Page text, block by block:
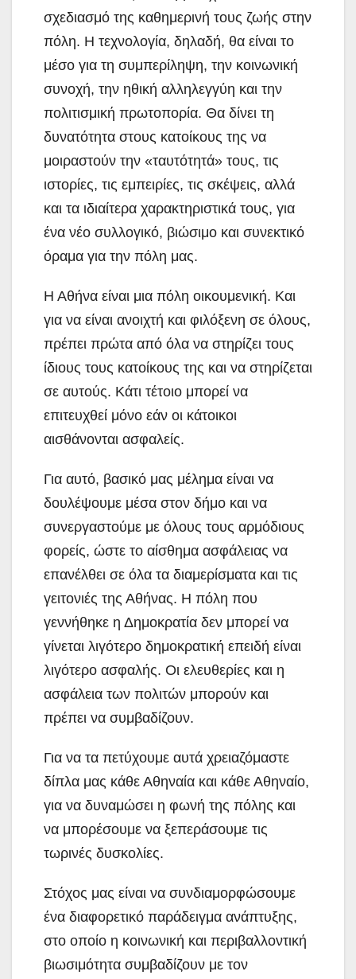
σχεδιασμό της καθημερινή τους ζωής στην
πόλη. Η τεχνολογία, δηλαδή, θα είναι το
μέσο για τη συμπερίληψη, την κοινωνική
συνοχή, την ηθική αλληλεγγύη και την
πολιτισμική πρωτοπορία. Θα δίνει τη
δυνατότητα στους κατοίκους της να
μοιραστούν την «ταυτότητά» τους, τις
ιστορίες, τις εμπειρίες, τις σκέψεις, αλλά
και τα ιδιαίτερα χαρακτηριστικά τους, για
ένα νέο συλλογικό, βιώσιμο και συνεκτικό
όραμα για την πόλη μας.
Η Αθήνα είναι μια πόλη οικουμενική. Και
για να είναι ανοιχτή και φιλόξενη σε όλους,
πρέπει πρώτα από όλα να στηρίζει τους
ίδιους τους κατοίκους της και να στηρίζεται
σε αυτούς. Κάτι τέτοιο μπορεί να
επιτευχθεί μόνο εάν οι κάτοικοι
αισθάνονται ασφαλείς.
Για αυτό, βασικό μας μέλημα είναι να
δουλέψουμε μέσα στον δήμο και να
συνεργαστούμε με όλους τους αρμόδιους
φορείς, ώστε το αίσθημα ασφάλειας να
επανέλθει σε όλα τα διαμερίσματα και τις
γειτονιές της Αθήνας. Η πόλη που
γεννήθηκε η Δημοκρατία δεν μπορεί να
γίνεται λιγότερο δημοκρατική επειδή είναι
λιγότερο ασφαλής. Οι ελευθερίες και η
ασφάλεια των πολιτών μπορούν και
πρέπει να συμβαδίζουν.
Για να τα πετύχουμε αυτά χρειαζόμαστε
δίπλα μας κάθε Αθηναία και κάθε Αθηναίο,
για να δυναμώσει η φωνή της πόλης και
να μπορέσουμε να ξεπεράσουμε τις
τωρινές δυσκολίες.
Στόχος μας είναι να συνδιαμορφώσουμε
ένα διαφορετικό παράδειγμα ανάπτυξης,
στο οποίο η κοινωνική και περιβαλλοντική
βιωσιμότητα συμβαδίζουν με τον